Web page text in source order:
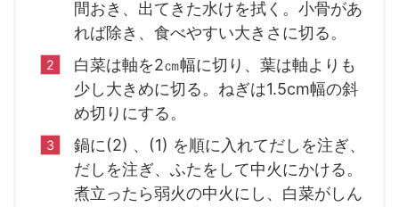
間おき、出てきた水けを拭く。小骨があ
れば除き、食べやすい大きさに切る。
白菜は軸を2㎝幅に切り、葉は軸よりも
少し大きめに切る。ねぎは1.5cm幅の斜
め切りにする。
鍋に(2) 、(1) を順に入れてだしを注ぎ、
だしを注ぎ、ふたをして中火にかける。
煮立ったら弱火の中火にし、白菜がしん